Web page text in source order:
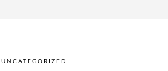
UNCATEGORIZED